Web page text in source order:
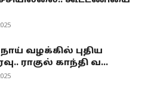
வழக்கில் புதிய
ராகுல் காந்தி வ...